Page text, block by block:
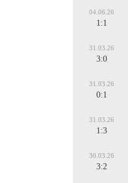
04.06.26
1:1
31.03.26
3:0
31.03.26
0:1
31.03.26
1:3
30.03.26
3:2